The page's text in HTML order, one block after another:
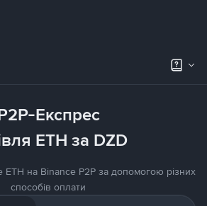
Експрес
ETH за DZD
ETH на Binance P2P за допомогою різних
способів оплати